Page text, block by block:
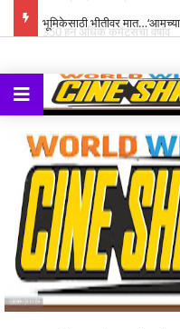
भूमिकेसाठी भीतीवर मात…‘आमच्या